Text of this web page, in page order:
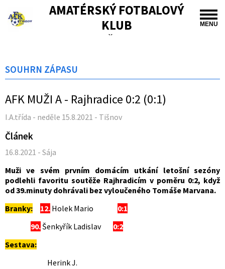
MENU
AMATÉRSKÝ FOTBALOVÝ
KLUB
TIŠNOV
SOUHRN ZÁPASU
AFK MUŽI A - Rajhradice 0:2 (0:1)
I.A.třída - neděle 15.8.2021 - Tišnov
Článek
16.8.2021 - Sája
Muži ve svém prvním domácím utkání letošní sezóny
podlehli favoritu soutěže Rajhradicím v poměru 0:2, když
od 39.minuty dohrávali bez vyloučeného Tomáše Marvana.
Branky:
12. Holek Mario 0:1
90.Šenkyřík Ladislav 0:2
Sestava:
Herink J.